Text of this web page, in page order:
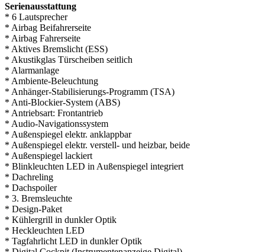
Serienausstattung
* 6 Lautsprecher
* Airbag Beifahrerseite
* Airbag Fahrerseite
* Aktives Bremslicht (ESS)
* Akustikglas Türscheiben seitlich
* Alarmanlage
* Ambiente-Beleuchtung
* Anhänger-Stabilisierungs-Programm (TSA)
* Anti-Blockier-System (ABS)
* Antriebsart: Frontantrieb
* Audio-Navigationssystem
* Außenspiegel elektr. anklappbar
* Außenspiegel elektr. verstell- und heizbar, beide
* Außenspiegel lackiert
* Blinkleuchten LED in Außenspiegel integriert
* Dachreling
* Dachspoiler
* 3. Bremsleuchte
* Design-Paket
* Kühlergrill in dunkler Optik
* Heckleuchten LED
* Tagfahrlicht LED in dunkler Optik